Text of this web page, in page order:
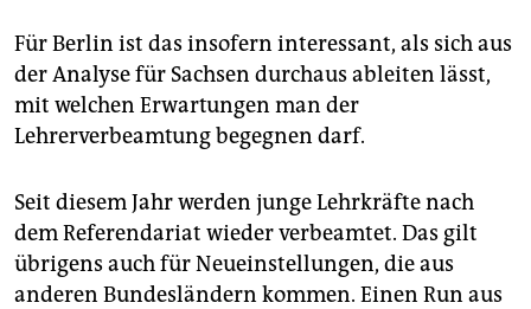
Für Berlin ist das insofern interessant, als sich aus
der Analyse für Sachsen durchaus ableiten lässt,
mit welchen Erwartungen man der
Lehrerverbeamtung begegnen darf.
Seit diesem Jahr werden junge Lehrkräfte nach
dem Referendariat wieder verbeamtet. Das gilt
übrigens auch für Neueinstellungen, die aus
anderen Bundesländern kommen. Einen Run aus